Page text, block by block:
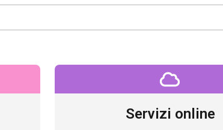
Servizi online